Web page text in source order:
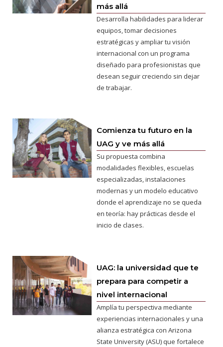
más allá
Desarrolla habilidades para liderar
equipos, tomar decisiones
estratégicas y ampliar tu visión
internacional con un programa
diseñado para profesionistas que
desean seguir creciendo sin dejar
de trabajar.
Comienza tu futuro en la
UAG y ve más allá
Su propuesta combina
modalidades flexibles, escuelas
especializadas, instalaciones
modernas y un modelo educativo
donde el aprendizaje no se queda
en teoría: hay prácticas desde el
inicio de clases.
UAG: la universidad que te
prepara para competir a
nivel internacional
Amplía tu perspectiva mediante
experiencias internacionales y una
alianza estratégica con Arizona
State University (ASU) que fortalece